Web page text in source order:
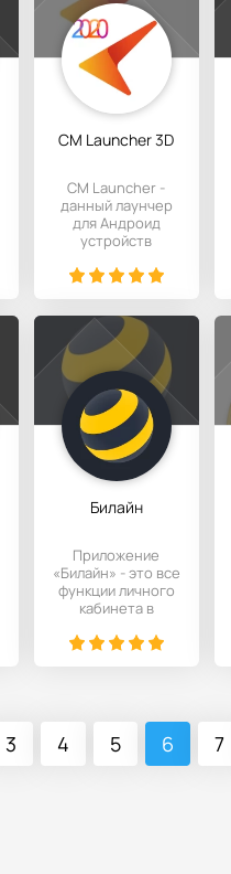
CM Launcher 3D
CM Launcher -
данный лаунчер
для Андроид
устройств
аналогов тем, что
Билайн
Приложение
«Билайн» - это все
функции личного
кабинета в
Андроид.
3 4 5 6 7